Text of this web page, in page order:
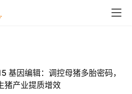
基因编辑：调控母猪多胎密码，
猪产业提质增效